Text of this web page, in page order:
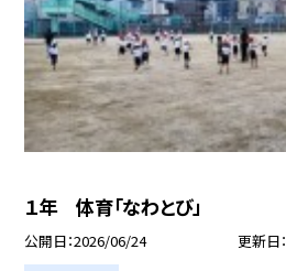
１年 体育「なわとび」
公開日 2026/06/24 更新日